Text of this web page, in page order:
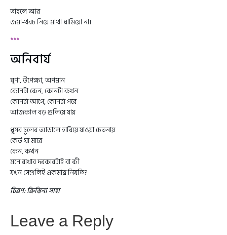
তাহলে আর
জমা-খরচ নিয়ে মাথা ঘামিয়ো না।
***
অনিবার্য
ঘৃণা, উপেক্ষা, অপমান
কোনটা কেন, কোনটা কখন
কোনটা আগে, কোনটা পরে
আজকাল বড় গুলিয়ে যায়
ধূসর চুলের আড়ালে হারিয়ে যাওয়া চেতনায়
কেউ ঘা মারে
কেন, কখন
মনে রাখার দরকারটাই বা কী
যখন সেগুলিই একমাত্র নিয়তি?
চিত্রণ: ক্রিস্তিনা সাহা
Leave a Reply